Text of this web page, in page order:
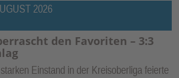
2026
den Favoriten – 3:3
Einstand in der Kreisoberliga feierte